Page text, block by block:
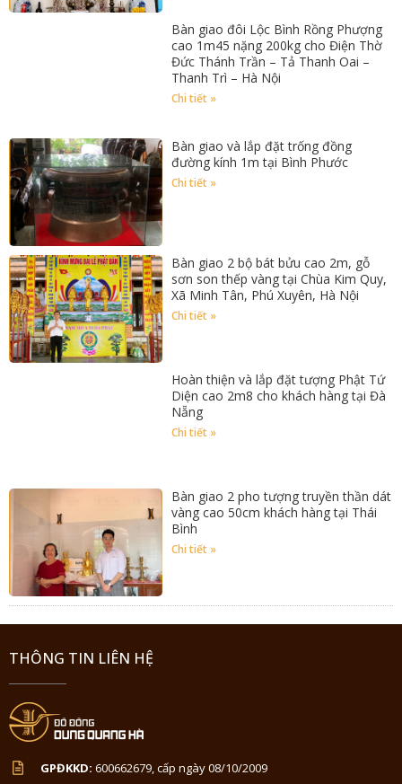
Bàn giao đôi Lộc Bình Rồng Phượng
cao 1m45 nặng 200kg cho Điện Thờ
Đức Thánh Trần – Tả Thanh Oai –
Thanh Trì – Hà Nội
Chi tiết »
Bàn giao và lắp đặt trống đồng
đường kính 1m tại Bình Phước
Chi tiết »
Bàn giao 2 bộ bát bửu cao 2m, gỗ
sơn son thếp vàng tại Chùa Kim Quy,
Xã Minh Tân, Phú Xuyên, Hà Nội
Chi tiết »
Hoàn thiện và lắp đặt tượng Phật Tứ
Diện cao 2m8 cho khách hàng tại Đà
Nẵng
Chi tiết »
Bàn giao 2 pho tượng truyền thần dát
vàng cao 50cm khách hàng tại Thái
Bình
Chi tiết »
THÔNG TIN LIÊN HỆ
GPĐKKD: 600662679, cấp ngày 08/10/2009